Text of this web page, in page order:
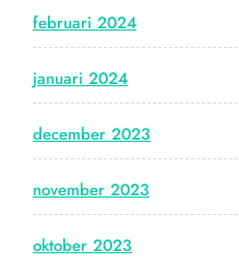
februari 2024
januari 2024
december 2023
november 2023
oktober 2023